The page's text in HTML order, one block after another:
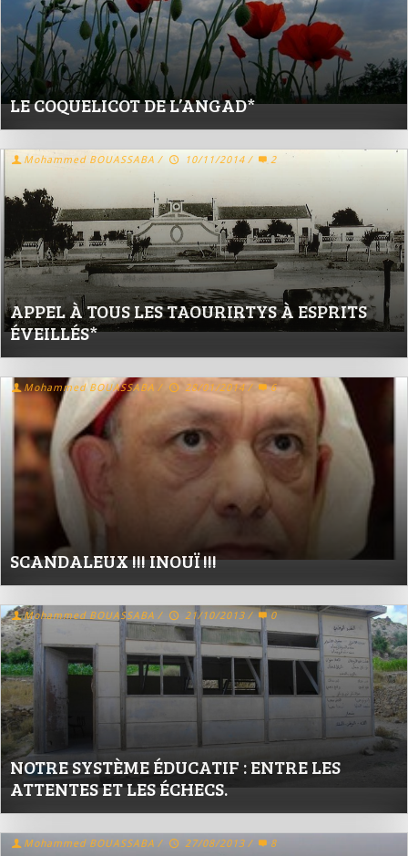
LE COQUELICOT DE L’ANGAD*
APPEL À TOUS LES TAOURIRTYS À ESPRITS
ÉVEILLÉS*
Mohammed BOUASSABA / 10/11/2014 / 2
SCANDALEUX !!! INOUÏ !!!
Mohammed BOUASSABA / 28/01/2014 / 6
NOTRE SYSTÈME ÉDUCATIF : ENTRE LES
ATTENTES ET LES ÉCHECS.
Mohammed BOUASSABA / 21/10/2013 / 0
Mohammed BOUASSABA / 27/08/2013 / 8